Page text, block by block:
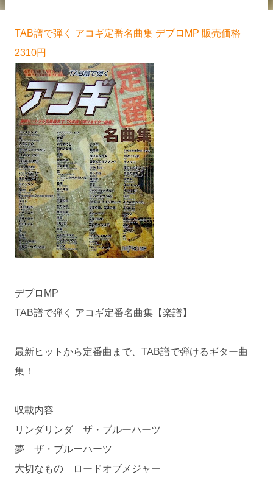
TAB譜で弾く アコギ定番名曲集 デプロMP 販売価格
2310円
デプロMP
TAB譜で弾く アコギ定番名曲集【楽譜】
最新ヒットから定番曲まで、TAB譜で弾けるギター曲
集！
収載内容
リンダリンダ ザ・ブルーハーツ
夢 ザ・ブルーハーツ
大切なもの ロードオブメジャー